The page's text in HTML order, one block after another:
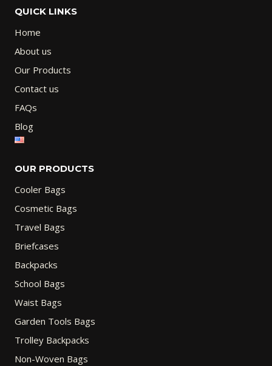
QUICK LINKS
Home
About us
Our Products
Contact us
FAQs
Blog
OUR PRODUCTS
Cooler Bags
Cosmetic Bags
Travel Bags
Briefcases
Backpacks
School Bags
Waist Bags
Garden Tools Bags
Trolley Backpacks
Non-Woven Bags